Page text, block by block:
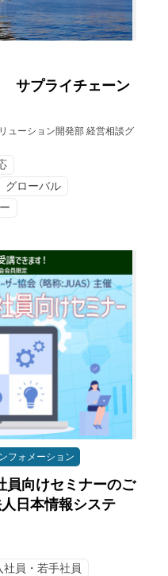
サプライチェーン
ューション開発部 経営相談グ
グローバル
フォメーション
員向けセミナーのご
日本情報システ
社員・若手社員